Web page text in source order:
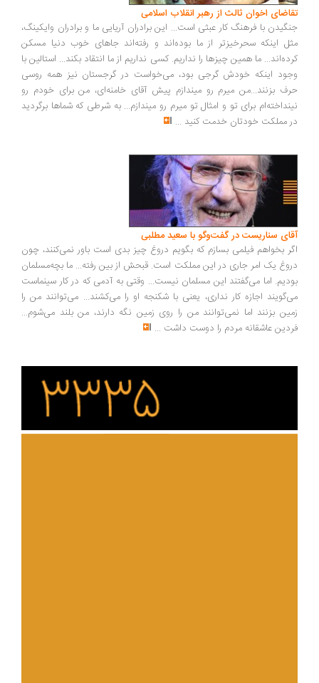
تقاضای اخوان ثالث از رهبر انقلاب اسلامی
جنگیدن با فرهنگ کار عبثی است... این برادران آریایی ما و برادران وایکینگ،
مثل اینکه سحرخیزتر از ما بوده‌اند و رفته‌اند جاهای خوب دنیا مسکن
کرده‌اند... ما همین چیزها را نداریم. کسی نداریم از ما انتقاد بکند... استالین با
وجود اینکه خودش گرجی بود، می‌خواست در گرجستان نیز همه روسی
حرف بزنند...من میرم رو میندازم پیش آقای خامنه‌ای، من برای خودم رو
نینداخته‌ام برای تو و امثال تو میرم رو میندازم... به شرطی که شماها برگردید
در مملکت خودتان خدمت کنید ...
آقای سناریست در گفت‌وگو با سعید مطلبی
اگر بخواهم فیلمی بسازم که بگویم دروغ چیز بدی است باور نمی‌کنند، چون
دروغ یک امر جاری در این مملکت است. قبحش از بین رفته... ما بچه‌مسلمان
بودیم. اما می‌گفتند این مسلمان نیست... وقتی به آدمی که در کار سینماست
می‌گویند اجازه کار نداری، یعنی با شکنجه او را می‌کشند... می‌توانند من را
زمین بزنند اما نمی‌توانند من را روی زمین نگه دارند، من بلند می‌شوم...
فردین عاشقانه مردم را دوست داشت ...